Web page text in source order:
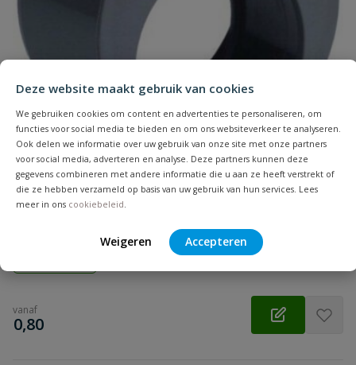
Deze website maakt gebruik van cookies
We gebruiken cookies om content en advertenties te personaliseren, om
functies voor social media te bieden en om ons websiteverkeer te analyseren.
Ook delen we informatie over uw gebruik van onze site met onze partners
voor social media, adverteren en analyse. Deze partners kunnen deze
gegevens combineren met andere informatie die u aan ze heeft verstrekt of
die ze hebben verzameld op basis van uw gebruik van hun services. Lees
meer in ons cookiebeleid.
Weigeren Accepteren
Samenvatting
Beoordeling
Beoordeling versturen
PVC verloopring
Aansluiting: inwendig lijm x spie | Diameter: 40 t/m 160 mm |
Kleur: grijs | Klasse: SN4 | Keurmerk: KOMO
vanaf
€
0,80